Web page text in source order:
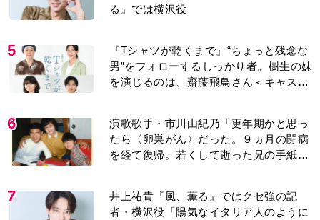
る』では横沢役
5
『Tシャツが乾くまで』“ちょっと残念な
男”をフォローするしっかり者。樹生の妹
を演じるのは、齋藤飛鳥さん＜キャスト
6
演歌歌手・市川由紀乃「更年期かと思っ
たら〈卵巣がん〉だった。９ヵ月の闘病
を経て復帰。若くして逝った兄の手紙を
7
井上祐貴『風、薫る』ではクセ強の記
者・横沢役「陽気なイタリア人のように